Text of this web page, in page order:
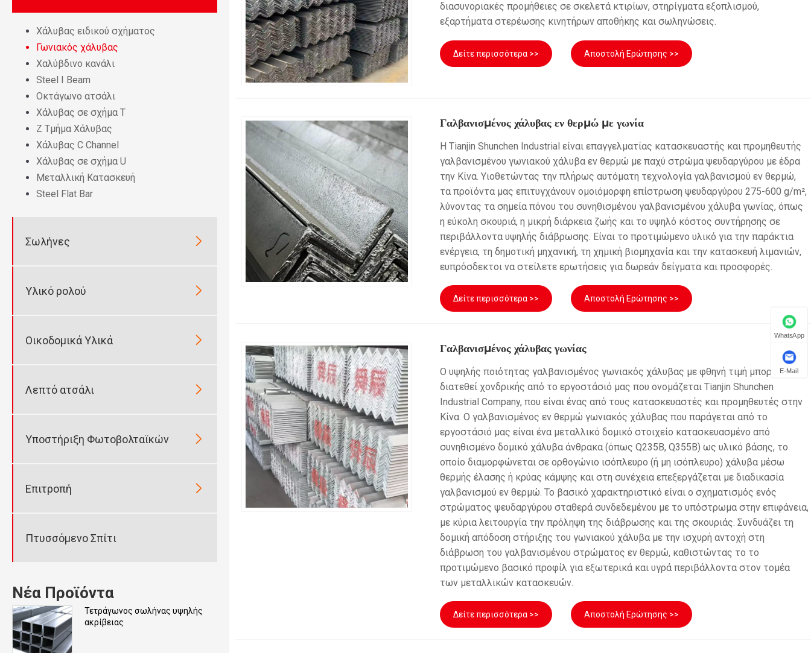
Χάλυβας ειδικού σχήματος
Γωνιακός χάλυβας
Χαλύβδινο κανάλι
Steel I Beam
Οκτάγωνο ατσάλι
Χάλυβας σε σχήμα Τ
Z Τμήμα Χάλυβας
Χάλυβας C Channel
Χάλυβας σε σχήμα U
Μεταλλική Κατασκευή
Steel Flat Bar
Σωλήνες 
Υλικό ρολού 
Οικοδομικά Υλικά 
Λεπτό ατσάλι 
Υποστήριξη Φωτοβολταϊκών 
Επιτροπή 
Πτυσσόμενο Σπίτι
Νέα Προϊόντα
Τετράγωνος σωλήνας υψηλής
ακρίβειας
διασυνοριακές προμήθειες σε σκελετά κτιρίων, στηρίγματα εξοπλισμού,
εξαρτήματα στερέωσης κινητήρων αποθήκης και σωληνώσεις.
Δείτε περισσότερα >> Αποστολή Ερώτησης >>
Γαλβανισμένος χάλυβας εν θερμώ με γωνία
Η Tianjin Shunchen Industrial είναι επαγγελματίας κατασκευαστής και προμηθευτής
γαλβανισμένου γωνιακού χάλυβα εν θερμώ με παχύ στρώμα ψευδαργύρου με έδρα
την Κίνα. Υιοθετώντας την πλήρως αυτόματη τεχνολογία γαλβανισμού εν θερμώ,
τα προϊόντα μας επιτυγχάνουν ομοιόμορφη επίστρωση ψευδαργύρου 275-600 g/m²,
λύνοντας τα σημεία πόνου του συνηθισμένου γαλβανισμένου χάλυβα γωνίας, όπως
η εύκολη σκουριά, η μικρή διάρκεια ζωής και το υψηλό κόστος συντήρησης σε
περιβάλλοντα υψηλής διάβρωσης. Είναι το προτιμώμενο υλικό για την παράκτια
ενέργεια, τη δημοτική μηχανική, τη χημική βιομηχανία και την κατασκευή λιμανιών,
ευπρόσδεκτοι να στείλετε ερωτήσεις για δωρεάν δείγματα και προσφορές.
Δείτε περισσότερα >> Αποστολή Ερώτησης >>
Γαλβανισμένος χάλυβας γωνίας
Ο υψηλής ποιότητας γαλβανισμένος γωνιακός χάλυβας με φθηνή τιμή μπορεί να
διατεθεί χονδρικής από το εργοστάσιό μας που ονομάζεται Tianjin Shunchen
Industrial Company, που είναι ένας από τους κατασκευαστές και προμηθευτές στην
Κίνα. Ο γαλβανισμένος εν θερμώ γωνιακός χάλυβας που παράγεται από το
εργοστάσιό μας είναι ένα μεταλλικό δομικό στοιχείο κατασκευασμένο από
συνηθισμένο δομικό χάλυβα άνθρακα (όπως Q235B, Q355B) ως υλικό βάσης, το
οποίο διαμορφώνεται σε ορθογώνιο ισόπλευρο (ή μη ισόπλευρο) χάλυβα μέσω
θερμής έλασης ή κρύας κάμψης και στη συνέχεια επεξεργάζεται με διαδικασία
γαλβανισμού εν θερμώ. Το βασικό χαρακτηριστικό είναι ο σχηματισμός ενός
στρώματος ψευδαργύρου σταθερά συνδεδεμένου με το υπόστρωμα στην επιφάνεια,
με κύρια λειτουργία την πρόληψη της διάβρωσης και της σκουριάς. Συνδυάζει τη
δομική απόδοση στήριξης του γωνιακού χάλυβα με την ισχυρή αντοχή στη
διάβρωση του γαλβανισμένου στρώματος εν θερμώ, καθιστώντας το το
προτιμώμενο βασικό προφίλ για εξωτερικά και υγρά περιβάλλοντα στον τομέα
των μεταλλικών κατασκευών.
Δείτε περισσότερα >> Αποστολή Ερώτησης >>
WhatsApp
E-Mail